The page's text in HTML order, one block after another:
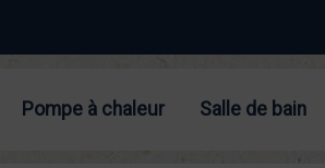
Pompe à chaleur Salle de bain